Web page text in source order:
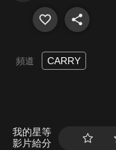
頻道 CARRY
我的星等
影片給分